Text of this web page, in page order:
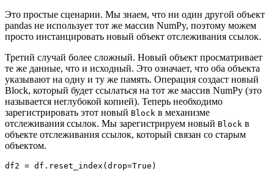
Это простые сценарии. Мы знаем, что ни один другой объект
pandas не использует тот же массив NumPy, поэтому можем
просто инстанцировать новый объект отслеживания ссылок.
Третий случай более сложный. Новый объект просматривает
те же данные, что и исходный. Это означает, что оба объекта
указывают на одну и ту же память. Операция создаст новый
Block, который будет ссылаться на тот же массив NumPy (это
называется неглубокой копией). Теперь необходимо
зарегистрировать этот новый Block в механизме
отслеживания ссылок. Мы зарегистрируем новый Block в
объекте отслеживания ссылок, который связан со старым
объектом.
df2 = df.reset_index(drop=True)